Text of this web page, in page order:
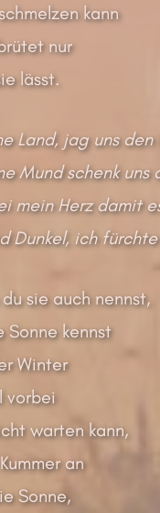
kann
nur
lässt.
Land, jag uns
Mund schenk uns
mein Herz damit
Dunkel, ich
sie auch nennst,
Sonne kennst
Winter
vorbei
warten kann,
an
Sonne,